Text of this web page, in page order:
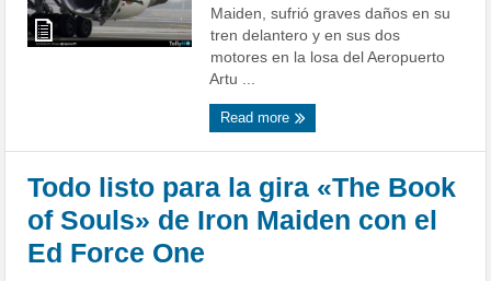
Maiden, sufrió graves daños en su
tren delantero y en sus dos
motores en la losa del Aeropuerto
Artu ...
Read more
Todo listo para la gira «The Book
of Souls» de Iron Maiden con el
Ed Force One